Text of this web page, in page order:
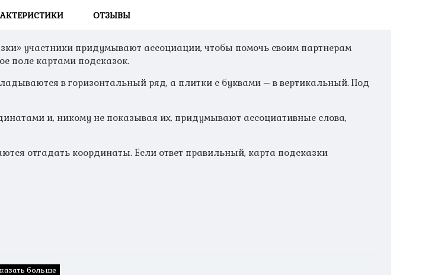
ОТЗЫВЫ
участники придумывают ассоциации, чтобы помочь своим партнерам
поле картами подсказок.
в горизонтальный ряд, а плитки с буквами – в вертикальный. Под
и, никому не показывая их, придумывают ассоциативные слова,
отгадать координаты. Если ответ правильный, карта подсказки